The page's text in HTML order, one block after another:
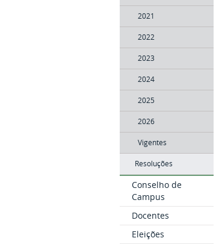
2021
2022
2023
2024
2025
2026
Vigentes
Resoluções
Conselho de
Campus
Docentes
Eleições